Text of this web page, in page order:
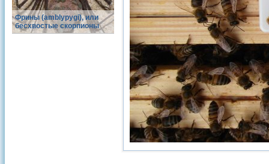
Фрины (amblypygi), или
бесхвостые скорпионы